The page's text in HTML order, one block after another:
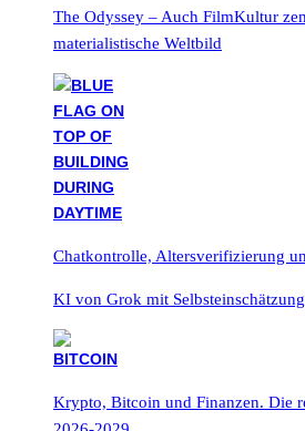
The Odyssey – Auch FilmKultur
materialistische Weltbild
Chatkontrolle, Altersverifizierung
KI von Grok mit
Krypto, Bitcoin und Finanzen. Die